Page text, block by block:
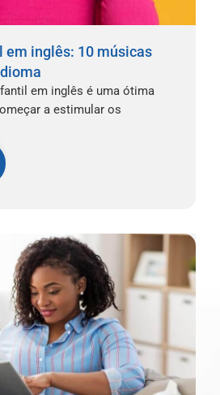
em inglês: 10 músicas
em inglês é uma ótima
a estimular os